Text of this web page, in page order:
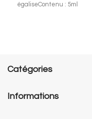
égaliseContenu : 5ml
Catégories
Informations